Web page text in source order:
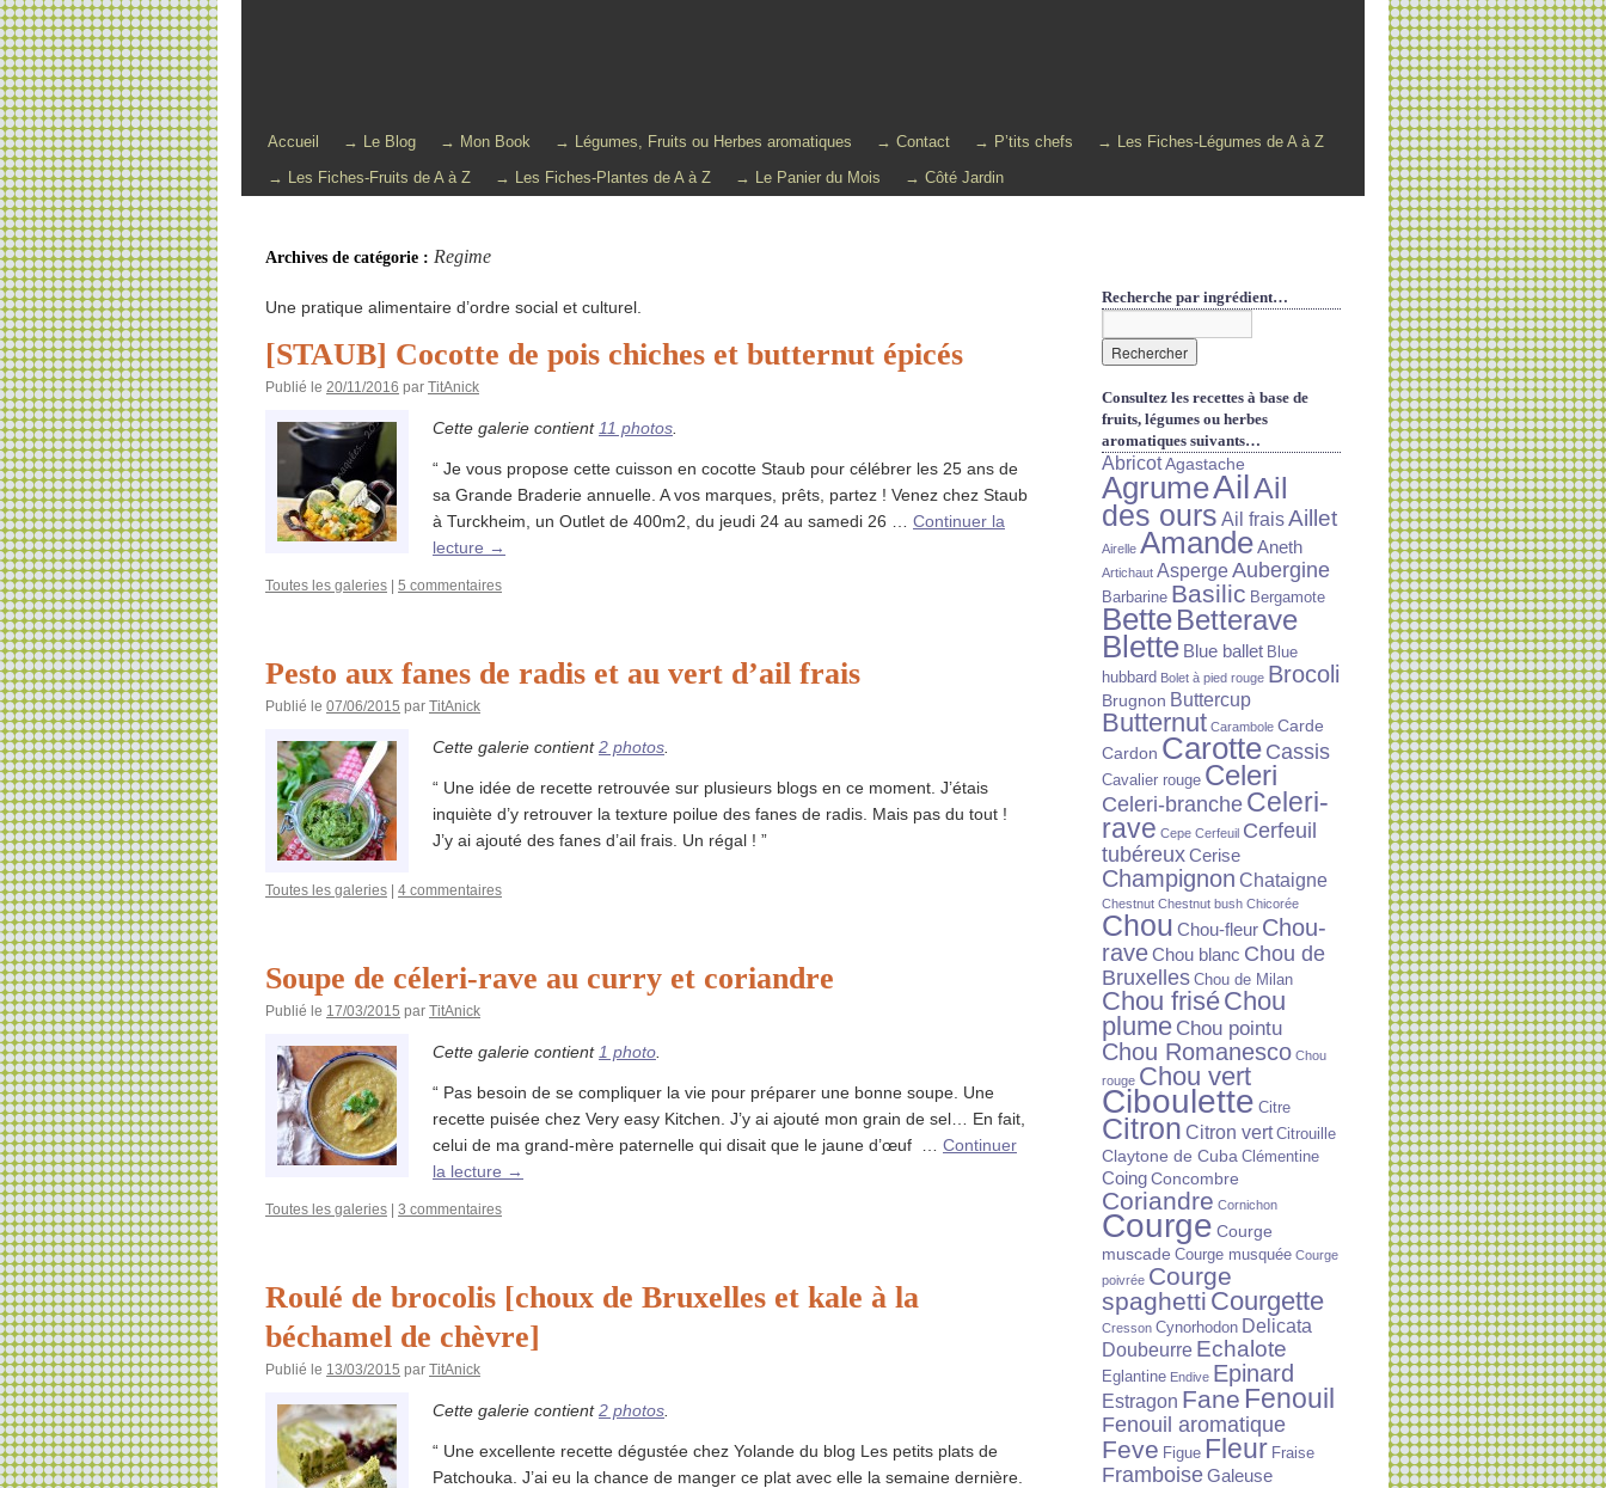
Accueil → Le Blog → Mon Book → Légumes, Fruits ou Herbes aromatiques → Contact → P’tits chefs
→ Les Fiches-Légumes de A à Z
→ Les Fiches-Fruits de A à Z
→ Les Fiches-Plantes de A à Z → Le Panier du Mois → Côté Jardin
Archives de catégorie : Regime
Une pratique alimentaire d’ordre social et culturel.
[STAUB] Cocotte de pois chiches et butternut épicés
Publié le 20/11/2016 par TitAnick
Cette galerie contient 11 photos
“ Je vous propose cette cuisson en cocotte Staub pour célébrer les 25 ans de
sa Grande Braderie annuelle. A vos marques, prêts, partez ! Venez chez Staub
à Turckheim, un Outlet de 400m2, du jeudi 24 au samedi 26 … Continuer la
lecture →
Toutes les galeries 5 commentaires
Pesto aux fanes de radis et au vert d’ail frais
Publié le 07/06/2015 par TitAnick
Cette galerie contient2 photos
“ Une idée de recette retrouvée sur plusieurs blogs en ce moment. J’étais
inquiète d’y retrouver la texture poilue des fanes de radis. Mais pas du tout !
J’y ai ajouté des fanes d’ail frais. Un régal ! ”
Toutes les galeries 4 commentaires
Soupe de céleri-rave au curry et coriandre
Publié le 17/03/2015 par TitAnick
Cette galerie contient 1 photo
“ Pas besoin de se compliquer la vie pour préparer une bonne soupe. Une
recette puisée chez Very easy Kitchen. J’y ai ajouté mon grain de sel… En fait,
celui de ma grand-mère paternelle qui disait que le jaune d’œuf … Continuer
la lecture →
Toutes les galeries 3 commentaires
Roulé de brocolis [choux de Bruxelles et kale à la
béchamel de chèvre]
Publié le 13/03/2015 par TitAnick
Cette galerie contient2 photos
“ Une excellente recette dégustée chez Yolande du blog Les petits plats de
Patchouka. J’ai eu la chance de manger ce plat avec elle la semaine dernière.
Recherche par ingrédient…
Consultez les recettes à base de
fruits, légumes ou herbes
aromatiques suivants…
AbricotAgastache
AgrumeAilAil
des ours Ail fraisAillet
Airelle AmandeAneth
Artichaut AspergeAubergine
Barbarine Basilic Bergamote
BetteBetterave
Blette Blue ballet Blue
hubbard Bolet à pied rouge Brocoli
Brugnon Buttercup
Butternut Carambole Carde
Cardon Carotte Cassis
Cavalier rouge Celeri
Celeri-branche Celeri-
rave Cepe Cerfeuil Cerfeuil
tubéreuxCerise
Champignon Chataigne
Chestnut Chestnut bush Chicorée
Chou Chou-fleur Chou-
raveChou blanc Chou de
Bruxelles Chou de Milan
Chou friséChou
plume Chou pointu
Chou Romanesco Chou
rouge Chou vert
Ciboulette Citre
Citron Citron vert Citrouille
Claytone de Cuba Clémentine
CoingConcombre
Coriandre Cornichon
Courge Courge
muscade Courge musquée Courge
poivrée Courge
spaghetti Courgette
Cresson Cynorhodon Delicata
Doubeurre Echalote
Eglantine Endive Epinard
Estragon Fane Fenouil
Fenouil aromatique
Feve Figue Fleur Fraise
FramboiseGaleuse